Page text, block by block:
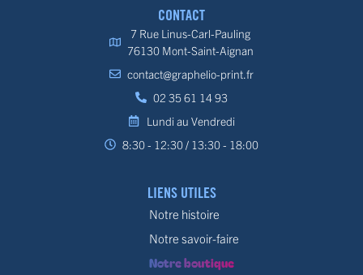
CONTACT
7 Rue Linus-Carl-Pauling
76130 Mont-Saint-Aignan
contact@graphelio-print.fr
02 35 61 14 93
Lundi au Vendredi
8:30 - 12:30 / 13:30 - 18:00
LIENS UTILES
Notre histoire
Notre savoir-faire
Notre boutique